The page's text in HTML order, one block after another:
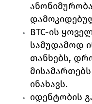
BTC-ის
სამუდამოდ
თანხებს,
ინახავს.
იდენტობის